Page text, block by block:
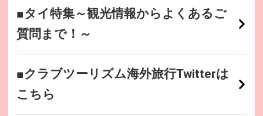
■タイ特集～観光情報からよくあるご
質問まで！～
■クラブツーリズム海外旅行Twitterは
こちら